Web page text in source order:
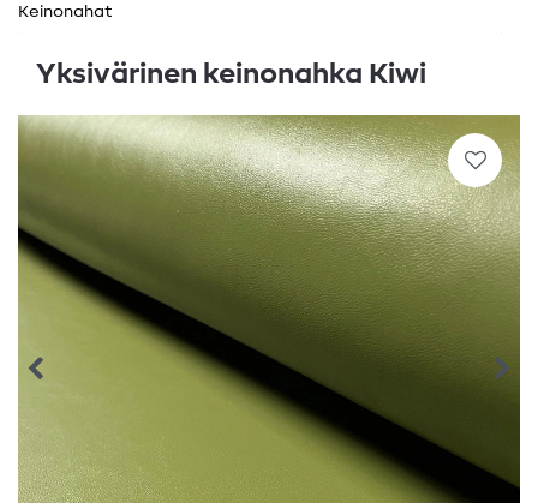
Keinonahat
Yksivärinen keinonahka Kiwi